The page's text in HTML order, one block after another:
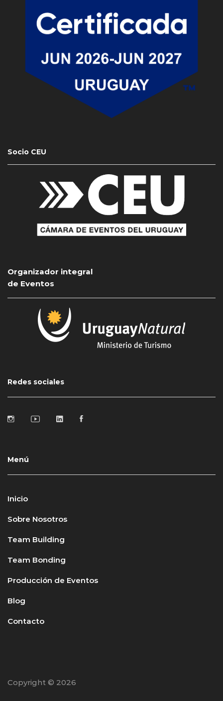
Socio CEU
Organizador integral
de Eventos
Redes sociales
Menú
Inicio
Sobre Nosotros
Team Building
Team Bonding
Producción de Eventos
Blog
Contacto
Copyright © 2026